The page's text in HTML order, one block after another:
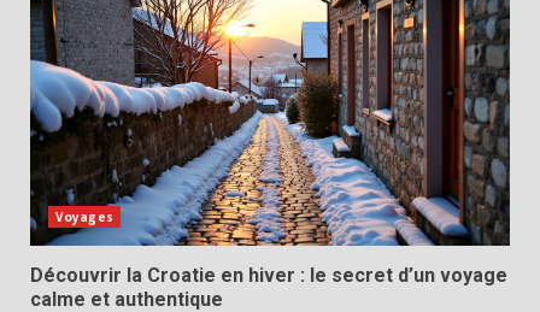
Voyages
Découvrir la Croatie en hiver : le secret d’un voyage
calme et authentique